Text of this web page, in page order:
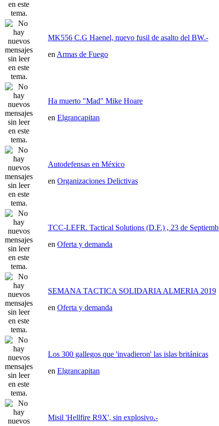
MK556 C.G Haenel, nuevo fusil de asalto del BW.-
en Armas de Fuego
Ha muerto "Mad" Mike Hoare
en Elgrancapitan
Autodefensas en México
en Organizaciones Delictivas
TCC-LEFR. Tactical Solutions (D.F.) , 23 de
en Oferta y demanda
SEMANA TACTICA SOLIDARIA ALMERIA 2019
en Oferta y demanda
Los 300 gallegos que 'invadieron' las islas británicas
en Elgrancapitan
Misil 'Hellfire R9X', sin explosivo.-